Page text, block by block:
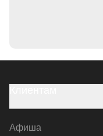
Афиша